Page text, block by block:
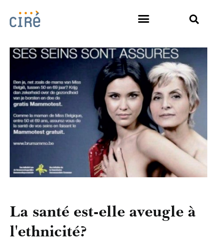
La santé est-elle aveugle à
l'ethnicité?